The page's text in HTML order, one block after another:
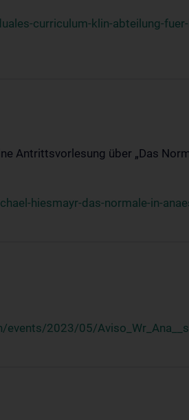
curriculum-klin-abteilung-
Antrittsvorlesung über „Das
hiesmayr-das-normale-in-
2023/05/